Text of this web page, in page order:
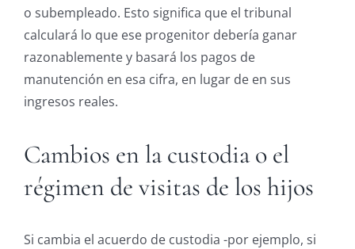
o subempleado. Esto significa que el tribunal
calculará lo que ese progenitor debería ganar
razonablemente y basará los pagos de
manutención en esa cifra, en lugar de en sus
ingresos reales.
Cambios en la custodia o el
régimen de visitas de los hijos
Si cambia el acuerdo de custodia -por ejemplo, si